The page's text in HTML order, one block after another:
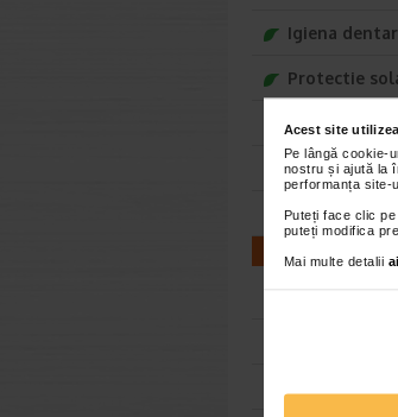
Acest site
Pe lângă cookie-
nostru și ajută la
performanța site-
Puteți face clic
puteți modifica
Mai multe detalii
Igiena
Protectie
Ingrijirea
Moda si stil
Secrete de